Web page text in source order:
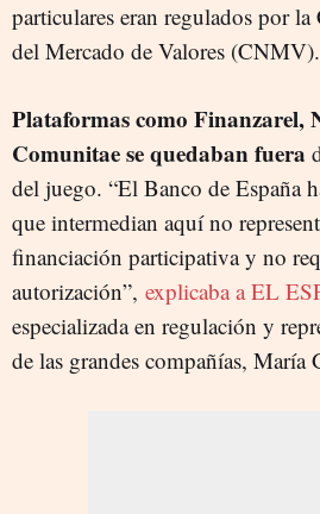
particulares eran regulados por
del Mercado de Valores (CNMV).
Plataformas como Finanzarel,
Comunitae se quedaban fuera
del juego. “El Banco de España
que intermedian aquí no
financiación participativa y no
autorización”, explicaba a EL
especializada en regulación y
de las grandes compañías, María